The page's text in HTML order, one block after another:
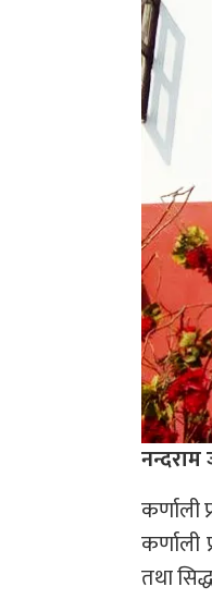
कर्णाली
कर्णाली
तथा